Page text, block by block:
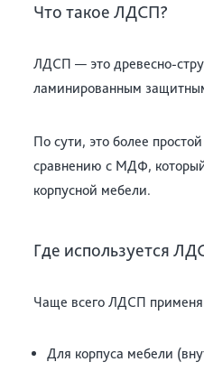
Что такое ЛДСП?
ЛДСП — это древесно-
ламинированным
По сути, это более
сравнению с МДФ,
корпусной мебели.
Где используется
Чаще всего ЛДСП
Для корпуса мебели